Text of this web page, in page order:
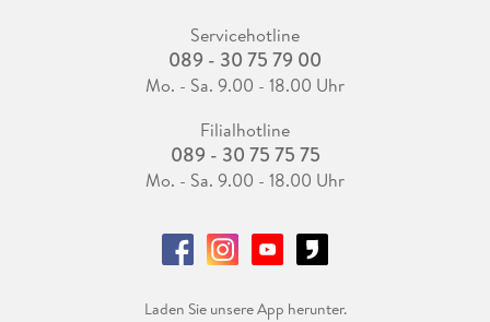
Servicehotline
089 - 30 75 79 00
Mo. - Sa. 9.00 - 18.00 Uhr
Filialhotline
089 - 30 75 75 75
Mo. - Sa. 9.00 - 18.00 Uhr
Laden Sie unsere App herunter.